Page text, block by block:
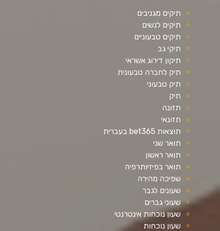
תיקים מגניבים
תיקים לנשים
תיקים טבעוניים
תיקי גב
תיקון דירוג אשראי
תיק לחברה טבעונית
תיק טבעוני
תיק
תזונה
תזונאי
תוצאות bet365 בעברית
תואר שני
תואר ראשון
תואר בפיזיותרפיה
שפיכה מהירה
שעונים לגבר
שעוני גברים
שעון נוכחות אינטרנטי
שעון נוכחות